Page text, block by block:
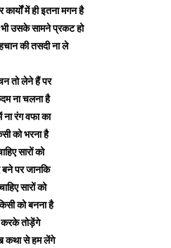
में ही इतना मगन है
भी उसके सामने प्रकट हो
की तसदी ना ले
तो लेने हैं पर
ना चलना है
ना रंग वफा का
को भरना है
सारों को
पर जानकि
सारों को
को बनना है
करके तोड़ेंगे
कथा से हम लेंगे